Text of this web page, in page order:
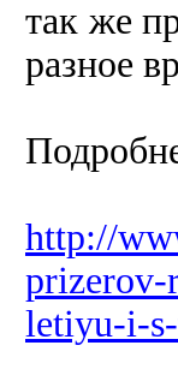
так же
разное
http://
prizerov-
letiyu-i-